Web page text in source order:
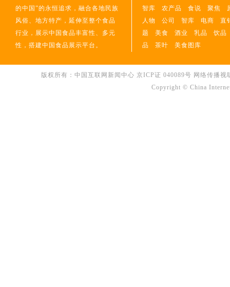
的中国”的永恒追求，融合各地民族
风俗、地方特产，延伸至整个食品
行业，展示中国食品丰富性、多元
性，搭建中国食品展示平台。
智库
农产品 食说 聚焦
人物
公司 智库 电商
直
题
美食 酒业 乳品
饮品
品
茶叶 美食图库
版权所有：中国互联网新闻中心 京ICP证 040089号 网络传播
Copyright © China